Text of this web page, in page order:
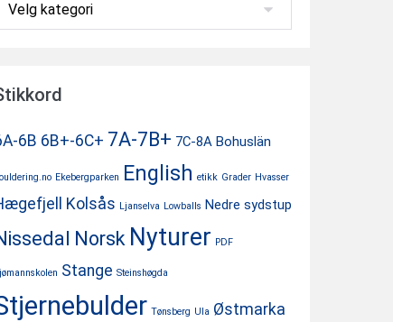
6B 6B+-6C+ 7A-7B+ 7C-8A Bohuslän
Ekebergparken English etikk Grader Hvasser
Kolsås Ljanselva Lowballs Nedre sydstup
Norsk Nyturer PDF
Stange Steinshøgda
Tønsberg Ula Østmarka